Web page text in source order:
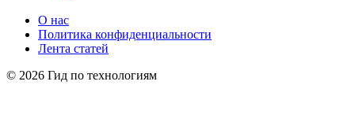
О нас
Политика конфиденциальности
Лента статей
© 2026 Гид по технологиям